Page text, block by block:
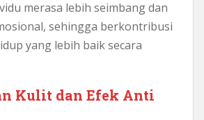
merasa lebih seimbang dan
sehingga berkontribusi
yang lebih baik secara
Kulit dan Efek Anti